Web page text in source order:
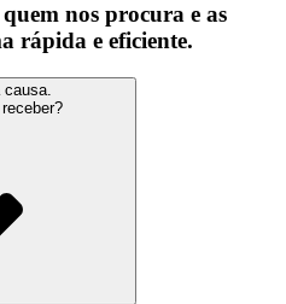
nos procura e as
rápida e eficiente.
causa.